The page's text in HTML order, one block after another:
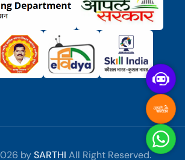
bySARTHI All Right Reserved.